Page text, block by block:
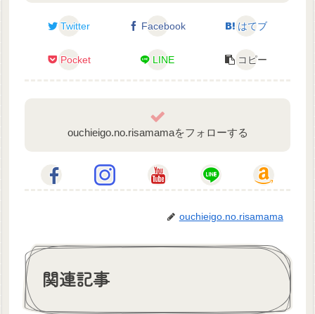
Twitter Facebook はてブ
Pocket LINE コピー
ouchieigo.no.risamamaをフォローする
ouchieigo.no.risamama
関連記事